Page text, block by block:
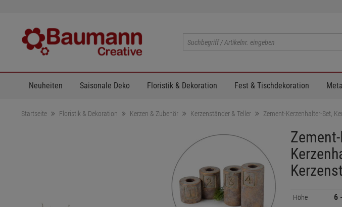
Neuheiten Saisonale Deko Floristik & Dekoration Fest & Tischdekoration
Startseite Floristik & Dekoration Kerzen & Zubehör Kerzenständer & Teller Zement-Kerzenhalter-Set,
Kerzenst
Höhe 6